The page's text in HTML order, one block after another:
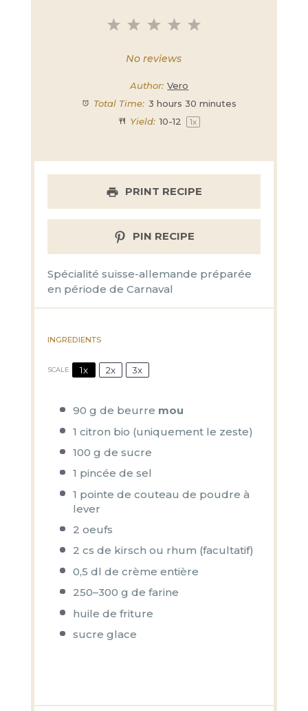
5
4
3
2
1
No reviews
Author: Vero
Total Time: 3 hours 30 minutes
Yield: 10-12 1x
PRINT RECIPE
PIN RECIPE
Spécialité suisse-allemande préparée
en période de Carnaval
INGREDIENTS
SCALE 1x 2x 3x
90 g de beurre mou
1 citron bio (uniquement le zeste)
100 g de sucre
1 pincée de sel
1 pointe de couteau de poudre à
lever
2 oeufs
2 cs de kirsch ou rhum (facultatif)
0,5 dl de crème entière
250–300 g de farine
huile de friture
sucre glace